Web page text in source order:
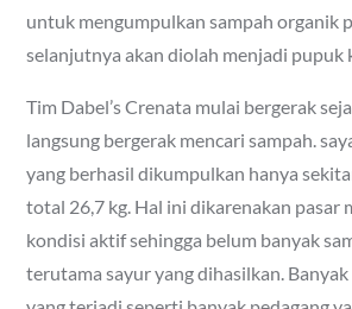
untuk mengumpulkan sampah organik
selanjutnya akan diolah menjadi pupuk
Tim Dabel’s Crenata mulai bergerak
langsung bergerak mencari sampah.
yang berhasil dikumpulkan hanya
total 26,7 kg. Hal ini dikarenakan pasar
kondisi aktif sehingga belum banyak
terutama sayur yang dihasilkan.